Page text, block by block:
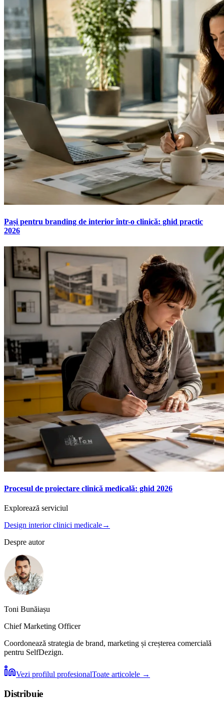
Pași pentru branding de interior într-o clinică: ghid practic
2026
Procesul de proiectare clinică medicală: ghid 2026
Explorează serviciul
Design interior clinici medicale→
Despre autor
Toni Bunăiașu
Chief Marketing Officer
Coordonează strategia de brand, marketing și creșterea comercială
pentru SelfDezign.
Vezi profilul profesionalToate articolele →
Distribuie